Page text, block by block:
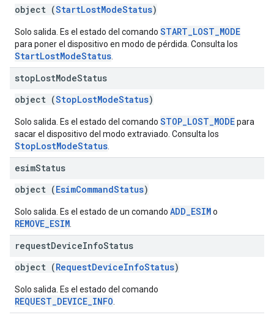
object (StartLostModeStatus)
Solo salida. Es el estado del comando START_LOST_MODE
para poner el dispositivo en modo de pérdida. Consulta los
StartLostModeStatus
stopLostModeStatus
object (StopLostModeStatus)
Solo salida. Es el estado del comando STOP_LOST_MODEpara
sacar el dispositivo del modo extraviado. Consulta los
StopLostModeStatus
esimStatus
object (EsimCommandStatus)
Solo salida. Es el estado de un comando ADD_ESIMo
REMOVE_ESIM
requestDeviceInfoStatus
object (RequestDeviceInfoStatus)
Solo salida. Es el estado del comando
REQUEST_DEVICE_INFO